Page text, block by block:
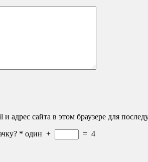
адрес сайта в этом браузере для
* один + = 4